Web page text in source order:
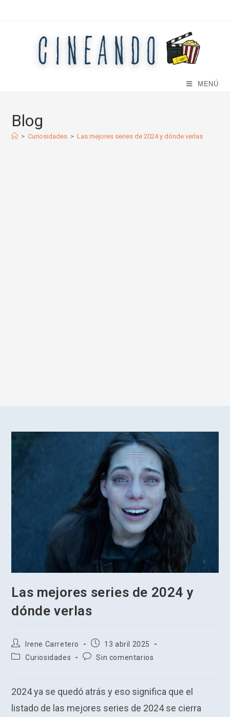
MENÚ
Blog
> Curiosidades > Las mejores series de 2024 y dónde verlas
Las mejores series de 2024 y
dónde verlas
Autor
de
la
Irene Carretero
Publicación
de
la
13 abril 2025
Categoría
Curiosidades
Comentarios
Sin comentarios
2024 ya se quedó atrás y eso significa que el
listado de las mejores series de 2024 se cierra